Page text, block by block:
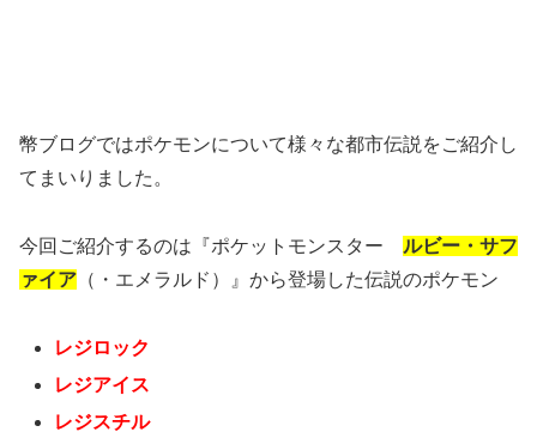
幣ブログではポケモンについて様々な都市伝説をご紹介し
てまいりました。
今回ご紹介するのは『ポケットモンスター ルビー・サフ
ァイア （・エメラルド）』から登場した伝説のポケモン
レジロック
レジアイス
レジスチル